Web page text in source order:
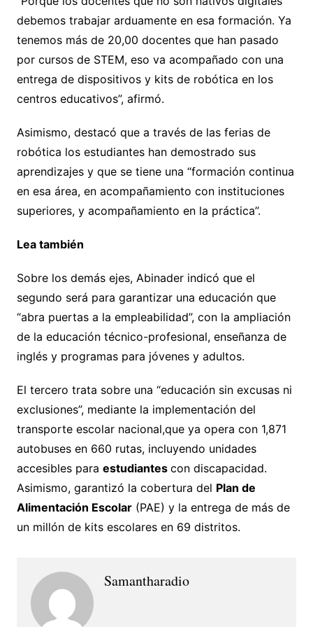
debemos trabajar arduamente en esa formación. Ya
tenemos más de 20,00 docentes que han pasado
por cursos de STEM, eso va acompañado con una
entrega de dispositivos y kits de robótica en los
centros educativos”, afirmó.
Asimismo, destacó que a través de las ferias de
robótica los estudiantes han demostrado sus
aprendizajes y que se tiene una “formación continua
en esa área, en acompañamiento con instituciones
superiores, y acompañamiento en la práctica”.
Lea también
Sobre los demás ejes, Abinader indicó que el
segundo será para garantizar una educación que
“abra puertas a la empleabilidad”, con la ampliación
de la educación técnico-profesional, enseñanza de
inglés y programas para jóvenes y adultos.
El tercero trata sobre una “educación sin excusas ni
exclusiones”, mediante la implementación del
transporte escolar nacional,que ya opera con 1,871
autobuses en 660 rutas, incluyendo unidades
accesibles para estudiantes con discapacidad.
Asimismo, garantizó la cobertura del Plan de
Alimentación Escolar(PAE) y la entrega de más de
un millón de kits escolares en 69 distritos.
Samantharadio